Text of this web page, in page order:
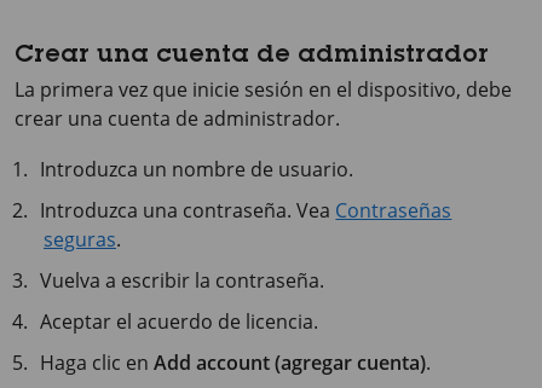
Crear una cuenta de administrador
La primera vez que inicie sesión en el dispositivo, debe
crear una cuenta de administrador.
Introduzca un nombre de usuario.
Introduzca una contraseña. Vea Contraseñas
seguras.
Vuelva a escribir la contraseña.
Aceptar el acuerdo de licencia.
Haga clic enAdd account (agregar cuenta).